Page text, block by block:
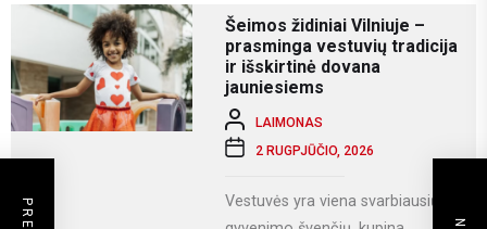
Šeimos židiniai Vilniuje –
prasminga vestuvių tradicija
ir išskirtinė dovana
jauniesiems
LAIMONAS
2 RUGPJŪČIO, 2026
Vestuvės yra viena svarbiausių